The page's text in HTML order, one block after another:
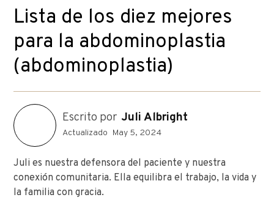
Lista de los diez mejores
para la abdominoplastia
(abdominoplastia)
Escrito por Juli Albright
Actualizado May 5, 2024
Juli es nuestra defensora del paciente y nuestra
conexión comunitaria. Ella equilibra el trabajo, la vida y
la familia con gracia.